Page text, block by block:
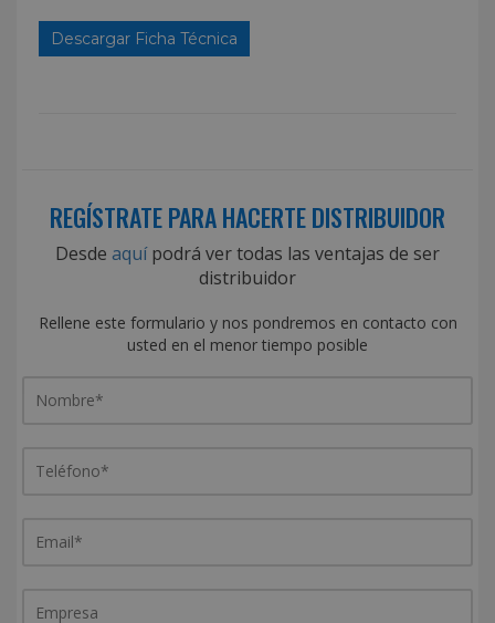
Descargar Ficha Técnica
REGÍSTRATE PARA HACERTE DISTRIBUIDOR
Desde aquípodrá ver todas las ventajas de ser
distribuidor
Rellene este formulario y nos pondremos en contacto con
usted en el menor tiempo posible